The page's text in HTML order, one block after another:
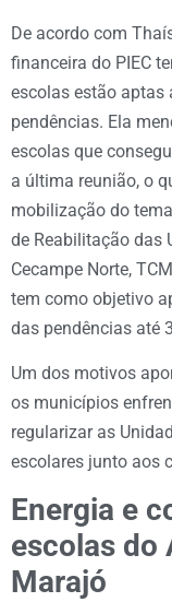
De acordo com
financeira do PIEC
escolas estão aptas
pendências. Ela
escolas que
a última reunião, o
mobilização do
de Reabilitação das
Cecampe Norte,
tem como objetivo
das pendências até
Um dos motivos
os municípios
regularizar as
escolares junto aos
Energia e
escolas do
Marajó